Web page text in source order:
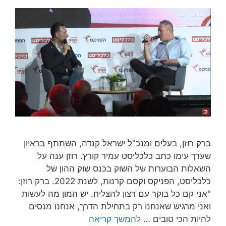
ברק רוזן, בעלים ומנכ"ל ישראל קנדה, השתתף בראיון
שערך עימו כתב כלכליסט עמיר קורץ. רוזן ענה על
השאלות הבוערות של השוק בכנס שוק ההון של
כלכליסט, הפניקס וקסם קרנות, לשנת 2022. ברק רוזן:
"אני קם כל בוקר עם רצון להצליח. יש המון מה לעשות
ואני מרגיש שאנחנו רק בתחילת הדרך, אנחנו מנסים
להיות הכי טובים … להמשך קריאה